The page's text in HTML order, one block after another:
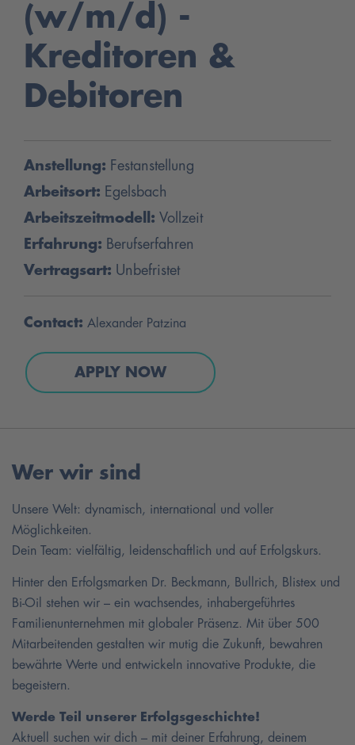
(w/m/d) -
Kreditoren &
Debitoren
Anstellung: Festanstellung
Arbeitsort: Egelsbach
Arbeitszeitmodell: Vollzeit
Erfahrung: Berufserfahren
Vertragsart: Unbefristet
Contact: Alexander Patzina
APPLY NOW
Wer wir sind
Unsere Welt: dynamisch, international und voller
Möglichkeiten.
Dein Team: vielfältig, leidenschaftlich und auf Erfolgskurs.
Hinter den Erfolgsmarken Dr. Beckmann, Bullrich, Blistex und
Bi-Oil stehen wir – ein wachsendes, inhabergeführtes
Familienunternehmen mit globaler Präsenz. Mit über 500
Mitarbeitenden gestalten wir mutig die Zukunft, bewahren
bewährte Werte und entwickeln innovative Produkte, die
begeistern.
Werde Teil unserer Erfolgsgeschichte!
Aktuell suchen wir dich – mit deiner Erfahrung, deinem